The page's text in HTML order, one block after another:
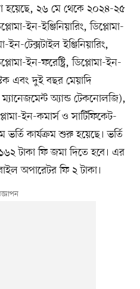
হয়েছে, ২৬ মে থেকে ২০২৪-২৫
ইন-ইঞ্জিনিয়ারিং, ডিপ্লোমা-
ইন-টেক্সটাইল ইঞ্জিনিয়ারিং,
ইন-ফরেষ্ট্রি, ডিপ্লোমা-ইন-
এবং দুই বছর মেয়াদি
অ্যান্ড টেকনোলজি),
ইন-কমার্স ও সার্টিফিকেট-
ভর্তি কার্যক্রম শুরু হয়েছে। ভর্তি
টাকা ফি জমা দিতে হবে। এর
অপারেটর ফি ২ টাকা।